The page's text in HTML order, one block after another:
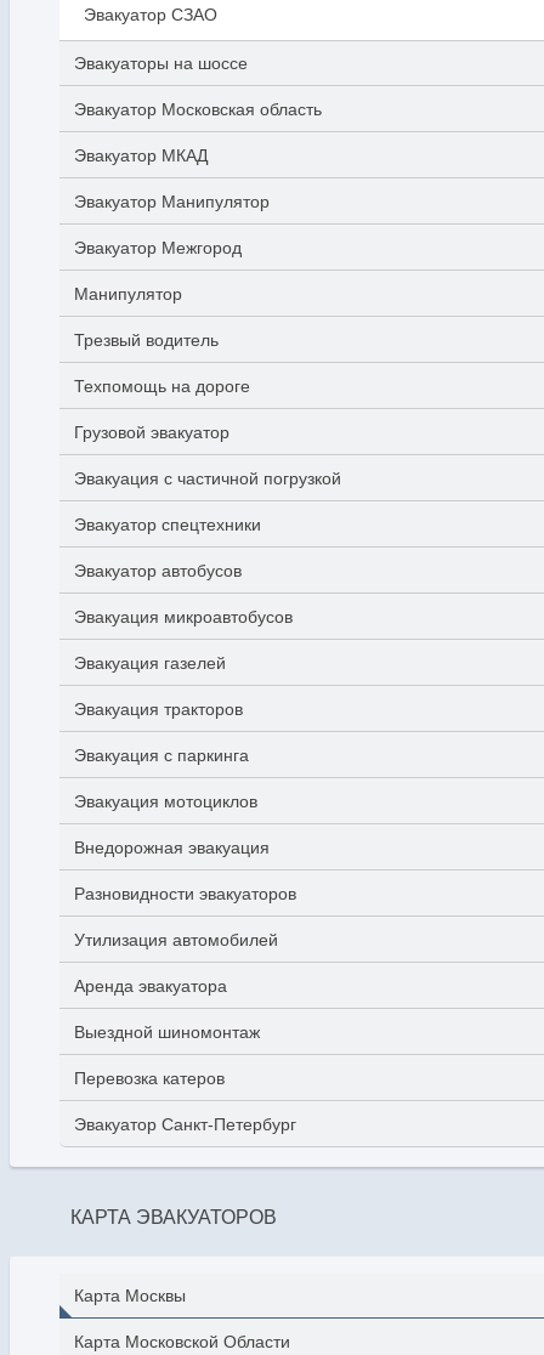
Эвакуатор СЗАО
Эвакуаторы на шоссе
Эвакуатор Московская область
Эвакуатор МКАД
Эвакуатор Манипулятор
Эвакуатор Межгород
Манипулятор
Трезвый водитель
Техпомощь на дороге
Грузовой эвакуатор
Эвакуация с частичной погрузкой
Эвакуатор спецтехники
Эвакуатор автобусов
Эвакуация микроавтобусов
Эвакуация газелей
Эвакуация тракторов
Эвакуация с паркинга
Эвакуация мотоциклов
Внедорожная эвакуация
Разновидности эвакуаторов
Утилизация автомобилей
Аренда эвакуатора
Выездной шиномонтаж
Перевозка катеров
Эвакуатор Санкт-Петербург
КАРТА ЭВАКУАТОРОВ
Карта Москвы
Карта Московской Области